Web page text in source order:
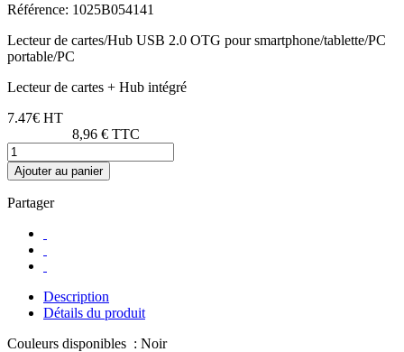
Référence: 1025B054141
Lecteur de cartes/Hub USB 2.0 OTG pour smartphone/tablette/PC
portable/PC
Lecteur de cartes + Hub intégré
7.47€ HT
8,96 € TTC
Ajouter au panier
Partager
Description
Détails du produit
Couleurs disponibles : Noir